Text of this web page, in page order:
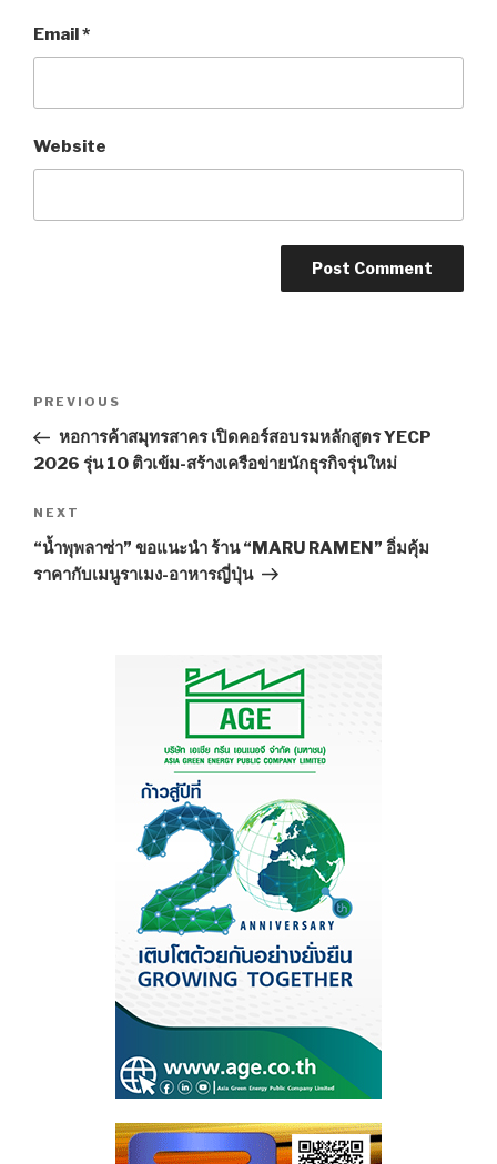
Email *
Website
Post
navigation
Previous
Post
PREVIOUS
หอการค้าสมุทรสาคร เปิดคอร์สอบรมหลักสูตร YECP
2026 รุ่น 10 ติวเข้ม-สร้างเครือข่ายนักธุรกิจรุ่นใหม่
Next
Post
NEXT
“น้ำพุพลาซ่า” ขอแนะนำ ร้าน “MARU RAMEN” อิ่มคุ้ม
ราคากับเมนูราเมง-อาหารญี่ปุ่น